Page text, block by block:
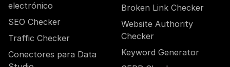
electrónico
SEO Checker
Traffic Checker
Conectores para Data
Broken Link Checker
Website Authority
Checker
Keyword Generator